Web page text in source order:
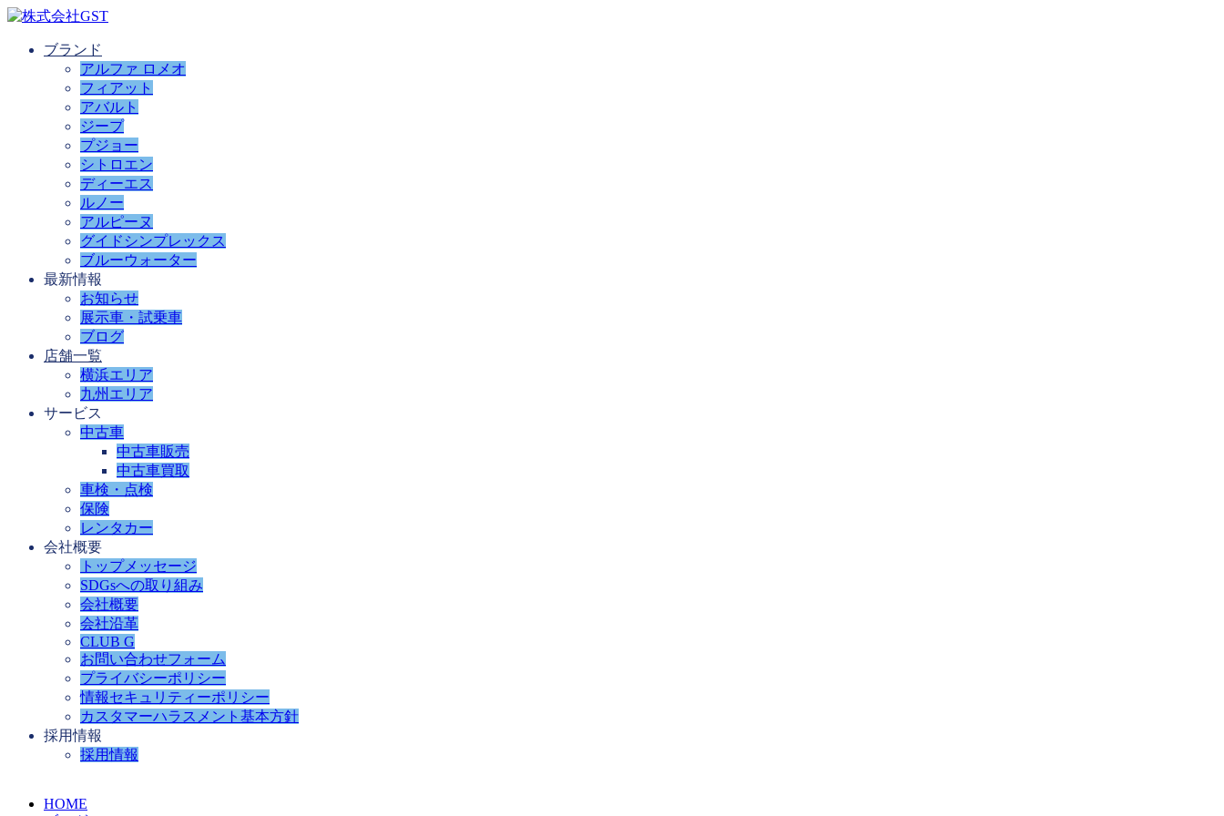
ブランド
アルファ ロメオ
フィアット
アバルト
ジープ
プジョー
シトロエン
ディーエス
ルノー
アルピーヌ
グイドシンプレックス
ブルーウォーター
最新情報
お知らせ
展示車・試乗車
ブログ
店舗一覧
横浜エリア
九州エリア
サービス
中古車
中古車販売
中古車買取
車検・点検
保険
レンタカー
会社概要
トップメッセージ
SDGsへの取り組み
会社概要
会社沿革
CLUB G
お問い合わせフォーム
プライバシーポリシー
情報セキュリティーポリシー
カスタマーハラスメント基本方針
採用情報
採用情報
HOME